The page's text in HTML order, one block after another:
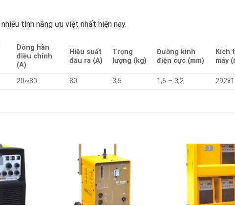
tính năng ưu việt nhất hiện nay.
Dòng hàn
điều chỉnh
(A)
Hiệu suất
đầu ra (A)
Trọng
lượng (kg)
Đường kính
điện cực (mm)
Kích
máy
20~80 80 3,5 1,6 – 3,2